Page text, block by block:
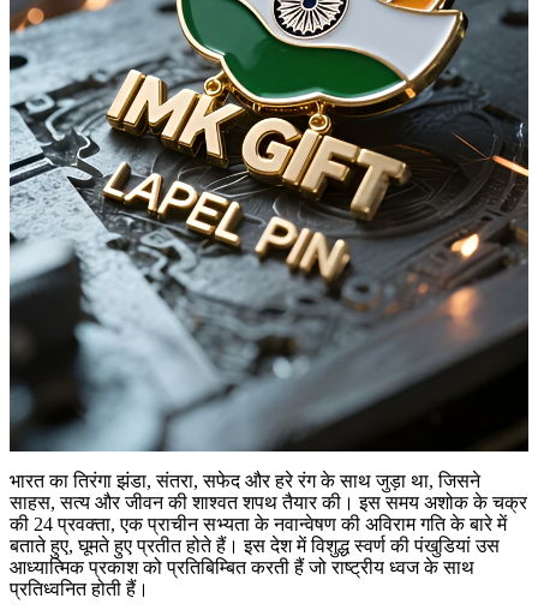
भारत का तिरंगा झंडा, संतरा, सफेद और हरे रंग के साथ जुड़ा था, जिसने
साहस, सत्य और जीवन की शाश्वत शपथ तैयार की। इस समय अशोक के चक्र
की 24 प्रवक्ता, एक प्राचीन सभ्यता के नवान्वेषण की अविराम गति के बारे में
बताते हुए, घूमते हुए प्रतीत होते हैं। इस देश में विशुद्ध स्वर्ण की पंखुडियां उस
आध्यात्मिक प्रकाश को प्रतिबिम्बित करती हैं जो राष्ट्रीय ध्वज के साथ
प्रतिध्वनित होती हैं।